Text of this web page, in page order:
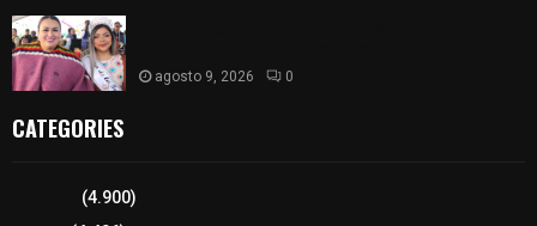
agosto 9, 2026 0
CATEGORIES
(4.900)